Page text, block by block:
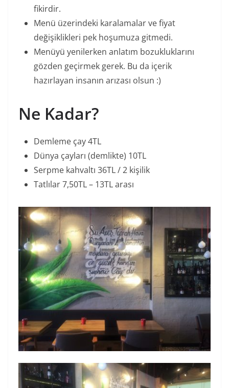
fikirdir.
Menü üzerindeki karalamalar ve fiyat
değişiklikleri pek hoşumuza gitmedi.
Menüyü yenilerken anlatım bozukluklarını
gözden geçirmek gerek. Bu da içerik
hazırlayan insanın arızası olsun :)
Ne Kadar?
Demleme çay 4TL
Dünya çayları (demlikte) 10TL
Serpme kahvaltı 36TL / 2 kişilik
Tatlılar 7,50TL – 13TL arası